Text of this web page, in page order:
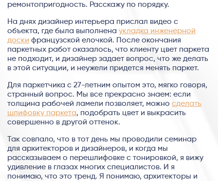
ремонтопригодность. Расскажу по порядку.
На днях дизайнер интерьера прислал видео с
объекта, где была выполнена укладка инженерной
доски французской елочкой. После окончания
паркетных работ оказалось, что клиенту цвет паркета
не подходит, и дизайнер задает вопрос, что же делать
в этой ситуации, и неужели придется менять паркет.
Для паркетчика с 27-летним опытом это, мягко говоря,
странный вопрос. Мы все прекрасно знаем: если
толщина рабочей ламели позволяет, можно сделать
шлифовку паркета, подобрать цвет и выкрасить
совершенно в другой оттенок.
Так совпало, что в тот день мы проводили семинар
для архитекторов и дизайнеров, и когда мы
рассказываем о перешлифовке с тонировкой, я вижу
удивление в глазах многих специалистов. И я
понимаю, что это тренд. Я понимаю, архитекторы и